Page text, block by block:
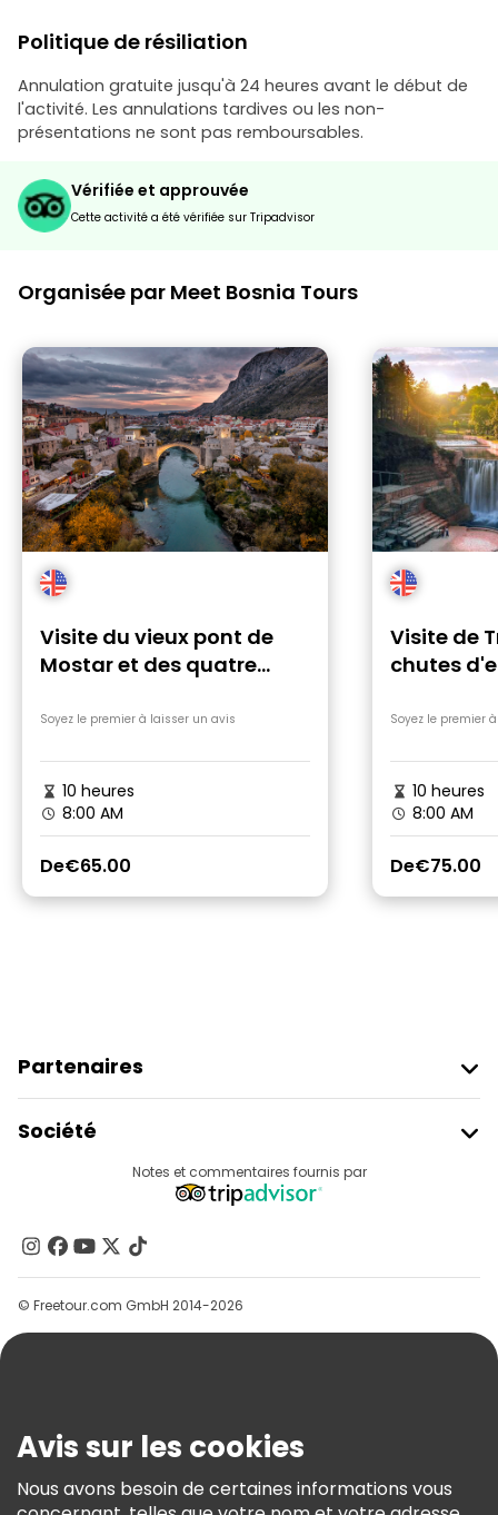
Politique de résiliation
Annulation gratuite jusqu'à 24 heures avant le début de
l'activité. Les annulations tardives ou les non-
présentations ne sont pas remboursables.
Vérifiée et approuvée
Cette activité a été vérifiée sur Tripadvisor
Organisée par Meet Bosnia Tours
Visite du vieux pont de
Mostar et des quatre
Soyez le premier à laisser un avis
10 heures
8:00 AM
De€65.00
Visite de
chutes
Soyez le premier
10 heures
8:00 AM
De€75.00
Partenaires
Connexion Du Fournisseur
Programme D’affiliation
Société
Contactez-Nous
Groupes
Aide
Conditions Générales Et Mentions Légales
Politique En Matière De Cookies
Notes et commentaires fournis par
© Freetour.com GmbH 2014-2026
Avis sur les cookies
Nous avons besoin de certaines informations vous